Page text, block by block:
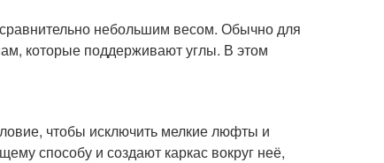
небольшим весом. Обычно для
которые поддерживают углы. В этом
чтобы исключить мелкие люфты и
способу и создают каркас вокруг неё,